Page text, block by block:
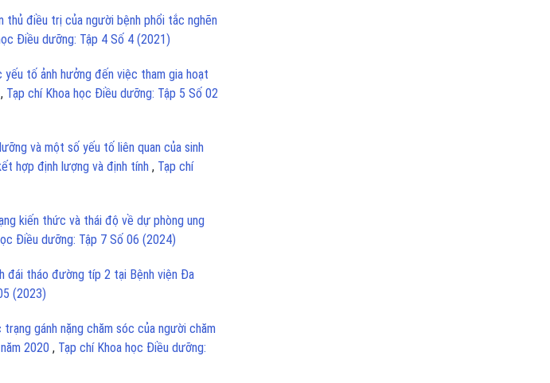
thủ điều trị của người bệnh phổi tắc nghẽn
Điều dưỡng: Tập 4 Số 4 (2021)
tố ảnh hưởng đến việc tham gia hoạt
, Tạp chí Khoa học Điều dưỡng: Tập 5 Số 02
và một số yếu tố liên quan của sinh
hợp định lượng và định tính , Tạp chí
kiến thức và thái độ về dự phòng ung
Điều dưỡng: Tập 7 Số 06 (2024)
đái tháo đường típ 2 tại Bệnh viện Đa
(2023)
trạng gánh nặng chăm sóc của người chăm
2020 , Tạp chí Khoa học Điều dưỡng: